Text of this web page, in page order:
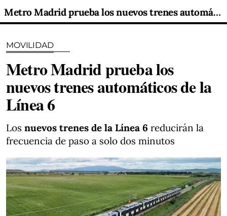
Metro Madrid prueba los nuevos trenes automáticos de la Línea 6
MOVILIDAD
Metro Madrid prueba los
nuevos trenes automáticos de la
Línea 6
Los nuevos trenes de la Línea 6 reducirán la
frecuencia de paso a solo dos minutos